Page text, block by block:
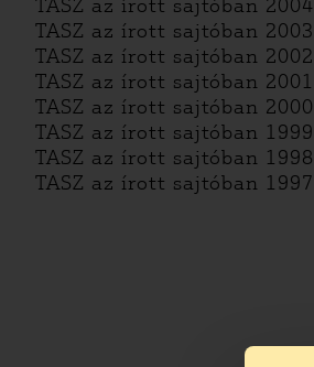
TASZ az írott sajtóban 2004
TASZ az írott sajtóban 2003
TASZ az írott sajtóban 2002
TASZ az írott sajtóban 2001
TASZ az írott sajtóban 2000
TASZ az írott sajtóban 1999
TASZ az írott sajtóban 1998
TASZ az írott sajtóban 1997